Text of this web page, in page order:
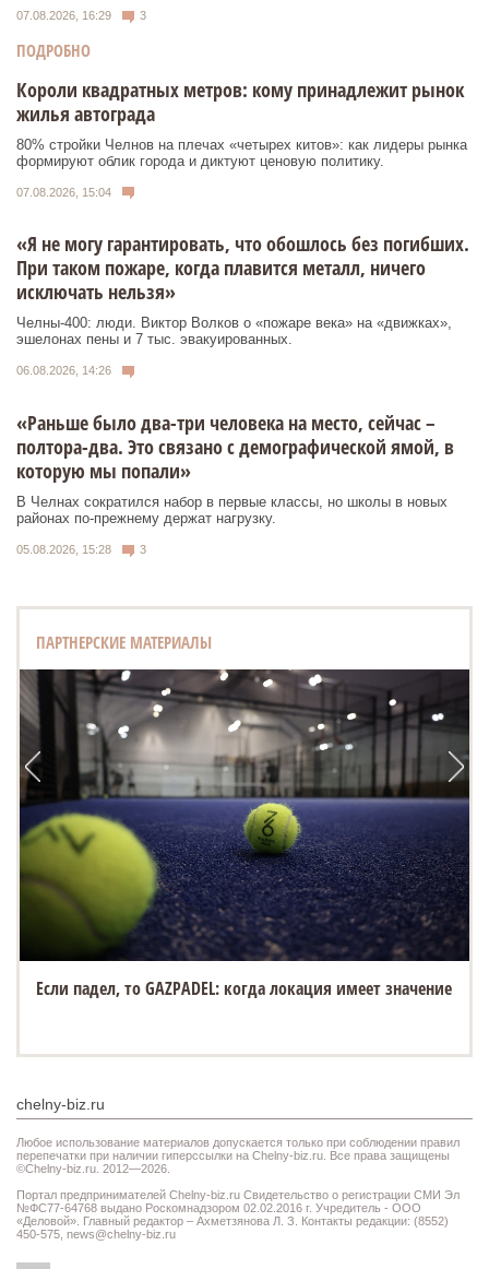
07.08.2026, 16:29 3
ПОДРОБНО
Короли квадратных метров: кому принадлежит рынок
жилья автограда
80% стройки Челнов на плечах «четырех китов»: как лидеры рынка
формируют облик города и диктуют ценовую политику.
07.08.2026, 15:04
«Я не могу гарантировать, что обошлось без погибших.
При таком пожаре, когда плавится металл, ничего
исключать нельзя»
Челны-400: люди. Виктор Волков о «пожаре века» на «движках»,
эшелонах пены и 7 тыс. эвакуированных.
06.08.2026, 14:26
«Раньше было два-три человека на место, сейчас –
полтора-два. Это связано с демографической ямой, в
которую мы попали»
В Челнах сократился набор в первые классы, но школы в новых
районах по-прежнему держат нагрузку.
05.08.2026, 15:28 3
ПАРТНЕРСКИЕ МАТЕРИАЛЫ
Если падел, то GAZPADEL: когда локация имеет значение
chelny-biz.ru
Любое использование материалов допускается только при соблюдении правил
перепечатки при наличии гиперссылки на Chelny-biz.ru. Все права защищены
©Chelny-biz.ru. 2012—2026.
Портал предпринимателей Chelny-biz.ru Свидетельство о регистрации СМИ Эл
№ФС77-64768 выдано Роскомнадзором 02.02.2016 г. Учредитель - ООО
«Деловой». Главный редактор – Ахметзянова Л. З. Контакты редакции: (8552)
450-575, news@chelny-biz.ru